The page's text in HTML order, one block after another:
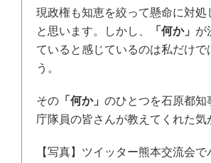
現政権も知恵を絞って懸命に対処
と思います。しかし、
「何か」 が
ていると感じているのは私だけで
う。
その 「何か」 のひとつを石原都知
庁隊員の皆さんが教えてくれた気
【写真】ツイッター熊本交流会で